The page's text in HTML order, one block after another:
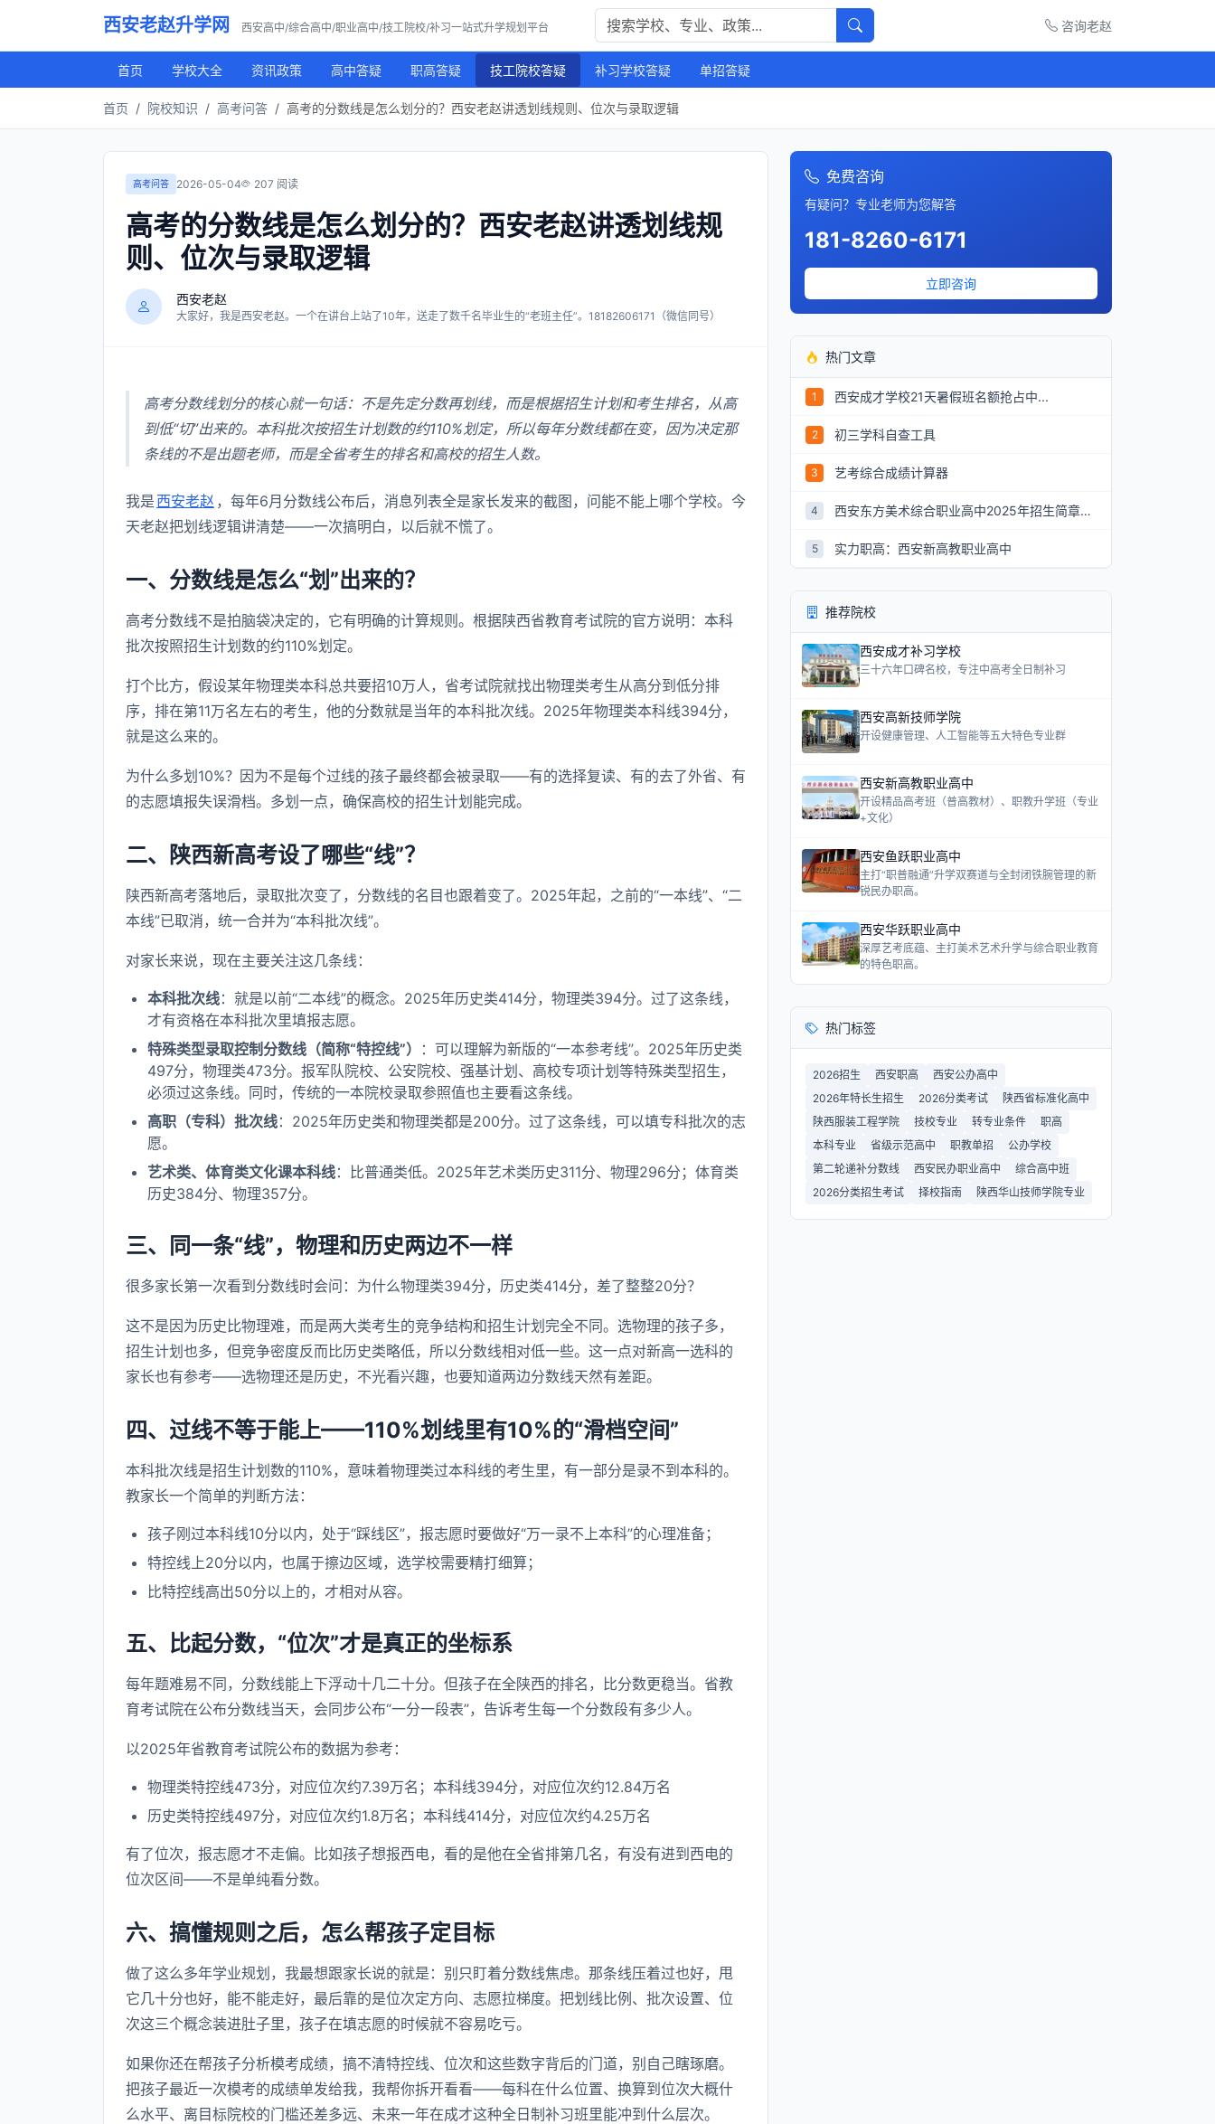
西安老赵升学网 西安高中/综合高中/职业高中/技工院校/补习一站式升学规划平台 咨询老赵
首页 学校大全 资讯政策 高中答疑 职高答疑 技工院校答疑 补习学校答疑 单招答疑
首页 院校知识 高考问答 高考的分数线是怎么划分的？西安老赵讲透划线规则、位次与录取逻辑
高考问答 2026-05-04 207 阅读
高考的分数线是怎么划分的？西安老赵讲透划线规
则、位次与录取逻辑
西安老赵
大家好，我是西安老赵。一个在讲台上站了10年，送走了数千名毕业生的“老班主任”。18182606171（微信同号）
高考分数线划分的核心就一句话：不是先定分数再划线，而是根据招生计划和考生排名，从高
到低“切”出来的。本科批次按招生计划数的约110%划定，所以每年分数线都在变，因为决定那
条线的不是出题老师，而是全省考生的排名和高校的招生人数。
我是 西安老赵 ，每年6月分数线公布后，消息列表全是家长发来的截图，问能不能上哪个学校。今
天老赵把划线逻辑讲清楚——一次搞明白，以后就不慌了。
一、分数线是怎么“划”出来的？
高考分数线不是拍脑袋决定的，它有明确的计算规则。根据陕西省教育考试院的官方说明：本科
批次按照招生计划数的约110%划定。
打个比方，假设某年物理类本科总共要招10万人，省考试院就找出物理类考生从高分到低分排
序，排在第11万名左右的考生，他的分数就是当年的本科批次线。2025年物理类本科线394分，
就是这么来的。
为什么多划10%？因为不是每个过线的孩子最终都会被录取——有的选择复读、有的去了外省、有
的志愿填报失误滑档。多划一点，确保高校的招生计划能完成。
二、陕西新高考设了哪些“线”？
陕西新高考落地后，录取批次变了，分数线的名目也跟着变了。2025年起，之前的“一本线”、“二
本线”已取消，统一合并为“本科批次线”。
对家长来说，现在主要关注这几条线：
本科批次线：就是以前“二本线”的概念。2025年历史类414分，物理类394分。过了这条线，
才有资格在本科批次里填报志愿。
特殊类型录取控制分数线（简称“特控线”）
：可以理解为新版的“一本参考线”。2025年历史类
497分，物理类473分。报军队院校、公安院校、强基计划、高校专项计划等特殊类型招生，
必须过这条线。同时，传统的一本院校录取参照值也主要看这条线。
高职（专科）批次线：2025年历史类和物理类都是200分。过了这条线，可以填专科批次的志
愿。
艺术类、体育类文化课本科线：比普通类低。2025年艺术类历史311分、物理296分；体育类
历史384分、物理357分。
三、同一条“线”，物理和历史两边不一样
很多家长第一次看到分数线时会问：为什么物理类394分，历史类414分，差了整整20分？
这不是因为历史比物理难，而是两大类考生的竞争结构和招生计划完全不同。选物理的孩子多，
招生计划也多，但竞争密度反而比历史类略低，所以分数线相对低一些。这一点对新高一选科的
家长也有参考——选物理还是历史，不光看兴趣，也要知道两边分数线天然有差距。
四、过线不等于能上——110%划线里有10%的“滑档空间”
本科批次线是招生计划数的110%，意味着物理类过本科线的考生里，有一部分是录不到本科的。
教家长一个简单的判断方法：
孩子刚过本科线10分以内，处于“踩线区”，报志愿时要做好“万一录不上本科”的心理准备；
特控线上20分以内，也属于擦边区域，选学校需要精打细算；
比特控线高出50分以上的，才相对从容。
五、比起分数，“位次”才是真正的坐标系
每年题难易不同，分数线能上下浮动十几二十分。但孩子在全陕西的排名，比分数更稳当。省教
育考试院在公布分数线当天，会同步公布“一分一段表”，告诉考生每一个分数段有多少人。
以2025年省教育考试院公布的数据为参考：
物理类特控线473分，对应位次约7.39万名；本科线394分，对应位次约12.84万名
历史类特控线497分，对应位次约1.8万名；本科线414分，对应位次约4.25万名
有了位次，报志愿才不走偏。比如孩子想报西电，看的是他在全省排第几名，有没有进到西电的
位次区间——不是单纯看分数。
六、搞懂规则之后，怎么帮孩子定目标
做了这么多年学业规划，我最想跟家长说的就是：别只盯着分数线焦虑。那条线压着过也好，甩
它几十分也好，能不能走好，最后靠的是位次定方向、志愿拉梯度。把划线比例、批次设置、位
次这三个概念装进肚子里，孩子在填志愿的时候就不容易吃亏。
如果你还在帮孩子分析模考成绩，搞不清特控线、位次和这些数字背后的门道，别自己瞎琢磨。
把孩子最近一次模考的成绩单发给我，我帮你拆开看看——每科在什么位置、换算到位次大概什
么水平、离目标院校的门槛还差多远、未来一年在成才这种全日制补习班里能冲到什么层次。
免费咨询
有疑问？专业老师为您解答
181-8260-6171
立即咨询
热门文章
1 西安成才学校21天暑假班名额抢占中...
2 初三学科自查工具
3 艺考综合成绩计算器
4 西安东方美术综合职业高中2025年招生简章：艺术升学新航道
5 实力职高：西安新高教职业高中
推荐院校
西安成才补习学校
三十六年口碑名校，专注中高考全日制补习
西安高新技师学院
开设健康管理、人工智能等五大特色专业群
西安新高教职业高中
开设精品高考班（普高教材）、职教升学班（专业
+文化）
西安鱼跃职业高中
主打“职普融通”升学双赛道与全封闭铁腕管理的新
锐民办职高。
西安华跃职业高中
深厚艺考底蕴、主打美术艺术升学与综合职业教育
的特色职高。
热门标签
2026招生 西安职高
西安公办高中
2026年特长生招生
2026分类考试
陕西省标准化高中
陕西服装工程学院
技校专业 转专业条件
职高
本科专业
省级示范高中 职教单招
公办学校
第二轮递补分数线
西安民办职业高中
综合高中班
2026分类招生考试
择校指南 陕西华山技师学院专业